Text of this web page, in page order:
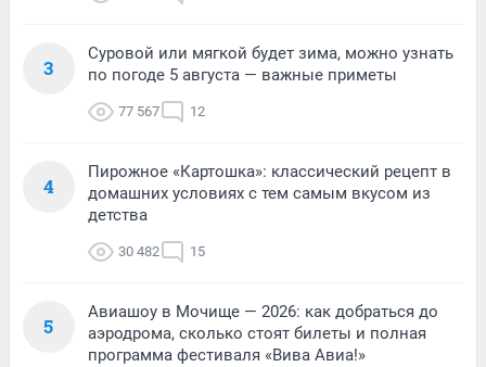
3
Суровой или мягкой будет зима, можно узнать
по погоде 5 августа — важные приметы
77 567 12
4
Пирожное «Картошка»: классический рецепт в
домашних условиях с тем самым вкусом из
детства
30 482 15
5
Авиашоу в Мочище — 2026: как добраться до
аэродрома, сколько стоят билеты и полная
программа фестиваля «Вива Авиа!»